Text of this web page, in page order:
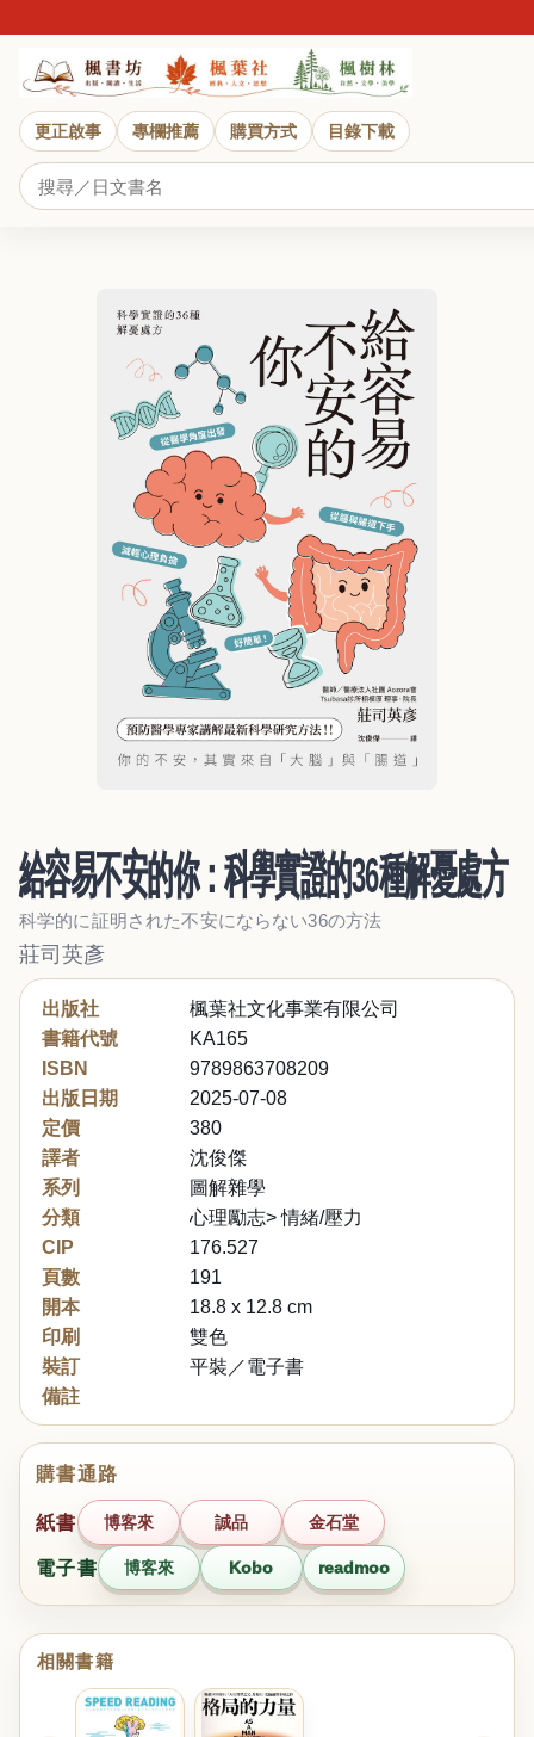
更正啟事 專欄推薦 購買方式 目錄下載
給容易不安的你：科學實證的36種解憂處方
科学的に証明された不安にならない36の方法
莊司英彥
出版社
楓葉社文化事業有限公司
書籍代號
KA165
ISBN
9789863708209
出版日期
2025-07-08
定價
380
譯者
沈俊傑
系列
圖解雜學
分類
心理勵志> 情緒/壓力
CIP
176.527
頁數
191
開本
18.8 x 12.8 cm
印刷
雙色
裝訂
平裝／電子書
備註
購書通路
紙書 博客來 誠品 金石堂
電子書 博客來 Kobo readmoo
相關書籍